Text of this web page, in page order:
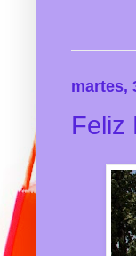
martes,
Feliz